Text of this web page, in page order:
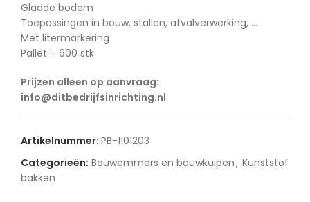
Gladde bodem
Toepassingen in bouw, stallen, afvalverwerking, …
Met litermarkering
Pallet = 600 stk
Prijzen alleen op aanvraag:
info@ditbedrijfsinrichting.nl
Artikelnummer: PB-1101203
Categorieën: Bouwemmers en bouwkuipen, Kunststof
bakken